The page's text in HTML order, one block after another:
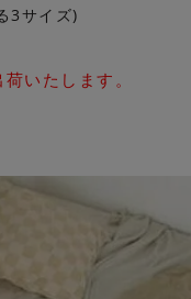
3サイズ)
いたします。